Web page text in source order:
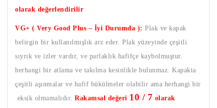
olarak değerlendirilir
VG+ ( Very Good Plus – İyi Durumda ): Plak ve kapak
belirgin bir kullanılmışlık arz eder. Plak yüzeyinde çeşitli
sıyrık ve izler vardır, ve parlaklık hafifçe kaybolmuştur.
herhangi bir atlama ve takılma kesinlikle bulunmaz. Kapakta
çeşitli aşınmalar ve hafif bükülmeler olabilir ama herhangi bir
eksik olmamalıdır. Rakamsal değeri 10 / 7 olarak